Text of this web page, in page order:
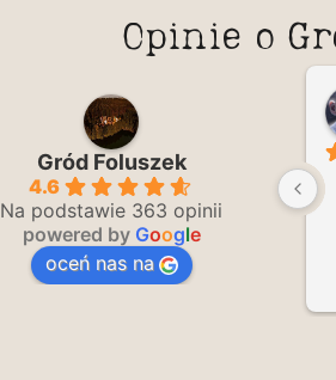
Opinie o
Gród Foluszek
4.6
Na podstawie 363 opinii
powered by Google
oceń nas na
Eliza Gudek
2 lata temu